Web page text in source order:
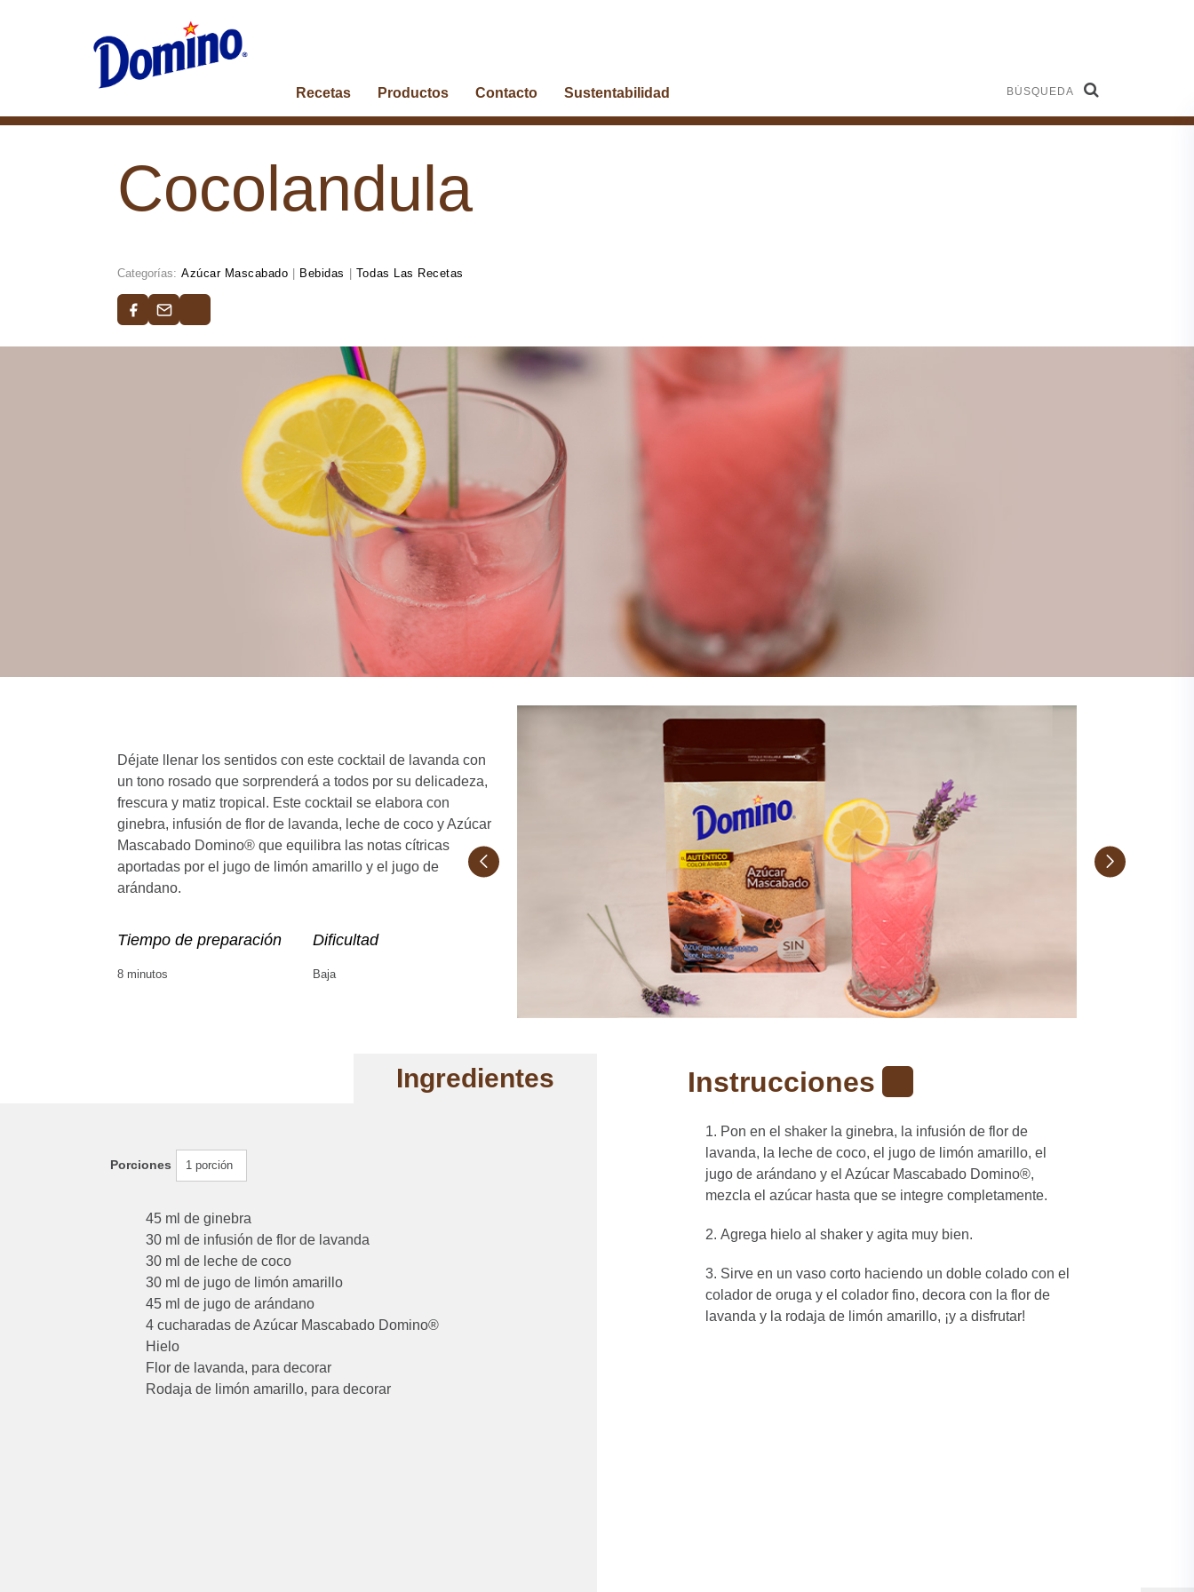
Recetas Productos Contacto Sustentabilidad
Búsqueda
Cocolandula
Categorías: Azúcar Mascabado Bebidas Todas Las Recetas
Déjate llenar los sentidos con este cocktail de lavanda con
un tono rosado que sorprenderá a todos por su delicadeza,
frescura y matiz tropical. Este cocktail se elabora con
ginebra, infusión de flor de lavanda, leche de coco y Azúcar
Mascabado Domino® que equilibra las notas cítricas
aportadas por el jugo de limón amarillo y el jugo de
arándano.
Tiempo de preparación
8 minutos
Dificultad
Baja
Ingredientes
Porciones 1 porción
45 ml de ginebra
30 ml de infusión de flor de lavanda
30 ml de leche de coco
30 ml de jugo de limón amarillo
45 ml de jugo de arándano
4 cucharadas de Azúcar Mascabado Domino®
Hielo
Flor de lavanda, para decorar
Rodaja de limón amarillo, para decorar
Instrucciones
Pon en el shaker la ginebra, la infusión de flor de
lavanda, la leche de coco, el jugo de limón amarillo, el
jugo de arándano y el Azúcar Mascabado Domino®,
mezcla el azúcar hasta que se integre completamente.
Agrega hielo al shaker y agita muy bien.
Sirve en un vaso corto haciendo un doble colado con el
colador de oruga y el colador fino, decora con la flor de
lavanda y la rodaja de limón amarillo, ¡y a disfrutar!